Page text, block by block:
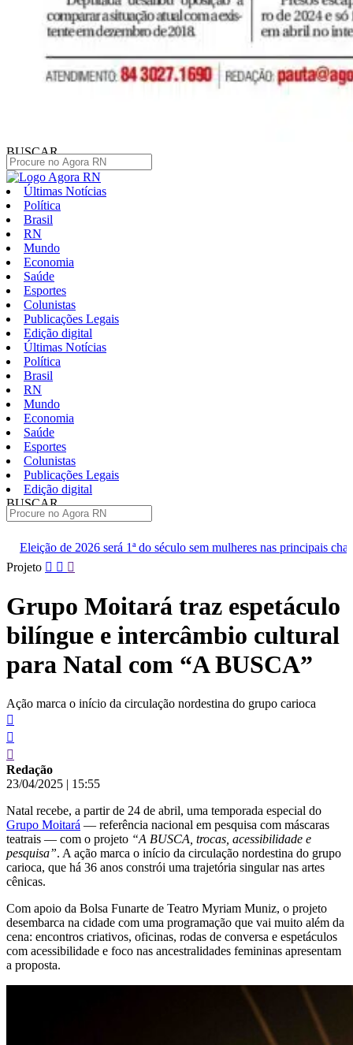
BUSCAR
Últimas Notícias
Política
Brasil
RN
Mundo
Economia
Saúde
Esportes
Colunistas
Publicações Legais
Edição digital
Últimas Notícias
Política
Brasil
RN
Mundo
Economia
Saúde
Esportes
Colunistas
Publicações Legais
Edição digital
BUSCAR
1ª do século sem mulheres nas principais chapas
Renan diz
Pular
para
conteúdo
Projeto
Grupo Moitará traz espetáculo
bilíngue e intercâmbio cultural
para Natal com “A BUSCA”
Ação marca o início da circulação nordestina do grupo carioca
Redação
23/04/2025 | 15:55
Natal recebe, a partir de 24 de abril, uma temporada especial do
Grupo Moitará — referência nacional em pesquisa com máscaras
teatrais — com o projeto “A BUSCA, trocas, acessibilidade e
pesquisa”. A ação marca o início da circulação nordestina do grupo
carioca, que há 36 anos constrói uma trajetória singular nas artes
cênicas.
Com apoio da Bolsa Funarte de Teatro Myriam Muniz, o projeto
desembarca na cidade com uma programação que vai muito além da
cena: encontros criativos, oficinas, rodas de conversa e espetáculos
com acessibilidade e foco nas ancestralidades femininas apresentam
a proposta.